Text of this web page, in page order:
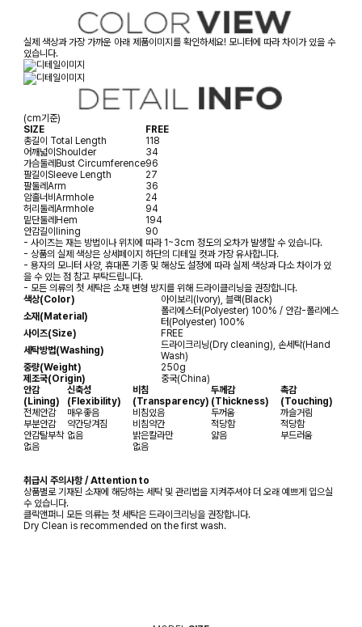
실제 색상과 가장 가까운 아래 제품이미지를 확인하세요! 모니터에 따라 차이가 있을 수
있습니다.
(cm기준)
SIZE
FREE
총길이 Total Length
118
어깨넓이Shoulder
34
가슴둘레Bust Circumference96
팔길이Sleeve Length
27
팔둘레Arm
36
암홀너비Armhole
24
허리둘레Armhole
94
밑단둘레Hem
194
안감길이lining
90
- 사이즈는 재는 방법이나 위치에 따라 1~3cm 정도의 오차가 발생할 수 있습니다.
- 상품의 실제 색상은 상세페이지 하단의 디테일 컷과 가장 유사합니다.
- 용자의 모니터 사양, 휴대폰 기종 및 해상도 설정에 따라 실제 색상과 다소 차이가 있
을 수 있는 점 참고 부탁드립니다.
- 모든 의류의 첫 세탁은 소재 변형 방지를 위해 드라이클리닝을 권장합니다.
색상(Color)
아이보리(Ivory), 블랙(Black)
소재(Material)
폴리에스터(Polyester) 100% / 안감-폴리에스
터(Polyester) 100%
사이즈(Size)
FREE
세탁방법(Washing)
드라이크리닝(Dry cleaning), 손세탁(Hand
Wash)
중량(Weight)
250g
제조국(Origin)
중국(China)
안감
(Lining)
신축성
(Flexibility)
비침
(Transparency)
두께감
(Thickness)
촉감
(Touching)
전체안감
매우좋음 비침있음 두꺼움
까슬거림
부분안감
약간당겨짐 비침약간 적당함
적당함
안감탈부착 없음 밝은칼라만 얇음
부드러움
없음
없음
취급시 주의사항 / Attention to
상품별로 기재된 소재에 해당하는 세탁 및 관리법을 지켜주셔야 더 오래 예쁘게 입으실
수 있습니다.
클릭앤퍼니 모든 의류는 첫 세탁은 드라이크리닝을 권장합니다.
Dry Clean is recommended on the first wash.